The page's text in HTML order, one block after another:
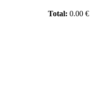
Total: 0.00 €